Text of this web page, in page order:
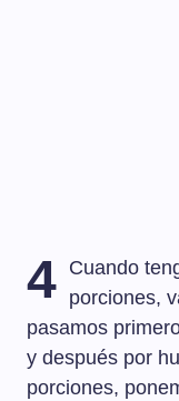
4 Cuando
porciones,
pasamos
y después por
porciones,